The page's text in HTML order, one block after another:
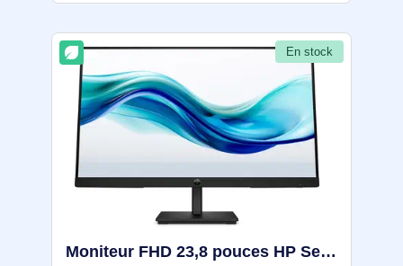
En stock
Moniteur FHD 23,8 pouces HP Series 3 Pro - 324pf - 9U5J5UT#ABB